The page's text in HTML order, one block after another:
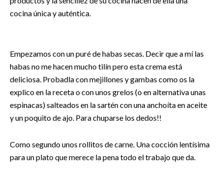
cocina única y auténtica.
Empezamos con un puré de habas secas. Decir que a mí las
habas no me hacen mucho tilín pero esta crema está
deliciosa. Probadla con mejillones y gambas como os la
explico en la receta o con unos grelos (o en alternativa unas
espinacas) salteados en la sartén con una anchoíta en aceite
y un poquito de ajo. Para chuparse los dedos!!
Como segundo unos rollitos de carne. Una cocción lentísima
para un plato que merece la pena todo el trabajo que da.